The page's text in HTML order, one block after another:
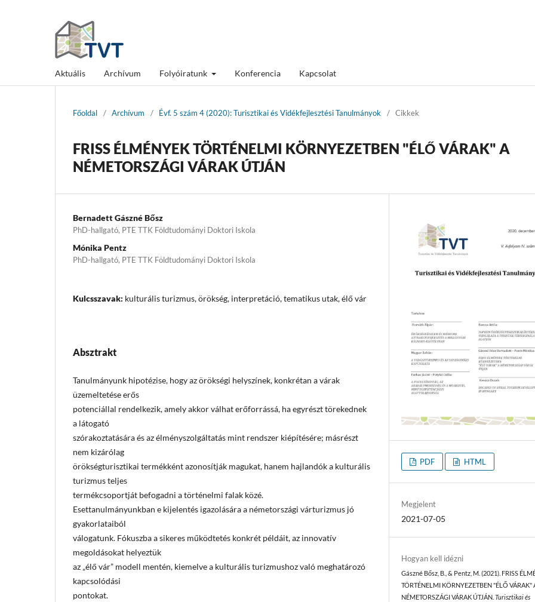
Aktuális Archívum Folyóiratunk Konferencia Kapcsolat
Főoldal / Archívum / Évf. 5 szám 4 (2020): Turisztikai és Vidékfejlesztési Tanulmányok / Cikkek
FRISS ÉLMÉNYEK TÖRTÉNELMI KÖRNYEZETBEN "ÉLŐ VÁRAK" A
NÉMETORSZÁGI VÁRAK ÚTJÁN
Bernadett Gászné Bősz
PhD-hallgató, PTE TTK Földtudományi Doktori Iskola
Mónika Pentz
PhD-hallgató, PTE TTK Földtudományi Doktori Iskola
Kulcsszavak: kulturális turizmus, örökség, interpretáció, tematikus utak, élő vár
Absztrakt
Tanulmányunk hipotézise, hogy az örökségi helyszínek, konkrétan a várak
üzemeltetése erős
potenciállal rendelkezik, amely akkor válhat erőforrássá, ha egyrészt törekednek
a látogató
szórakoztatására és az élményszolgáltatás mint rendszer kiépítésére; másrészt
nem kizárólag
örökségturisztikai termékként azonosítják magukat, hanem hajlandók a kulturális
turizmus teljes
termékcsoportját befogadni a történelmi falak közé.
Esettanulmányunkban e kijelentés igazolására a németországi várturizmus jó
gyakorlataiból
válogatunk. Fókuszba a sikeres működtetés konkrét példáit, az innovatív
megoldásokat helyeztük
az „élő vár” modell mentén, kiemelve a kulturális turizmushoz való meghatározó
kapcsolódási
pontokat.
PDF HTML
Megjelent
2021-07-05
Hogyan kell idézni
Gászné Bősz, B., & Pentz, M. (2021). FRISS
TÖRTÉNELMI KÖRNYEZETBEN "ÉLŐ VÁRAK"
NÉMETORSZÁGI VÁRAK ÚTJÁN.Turisztikai és